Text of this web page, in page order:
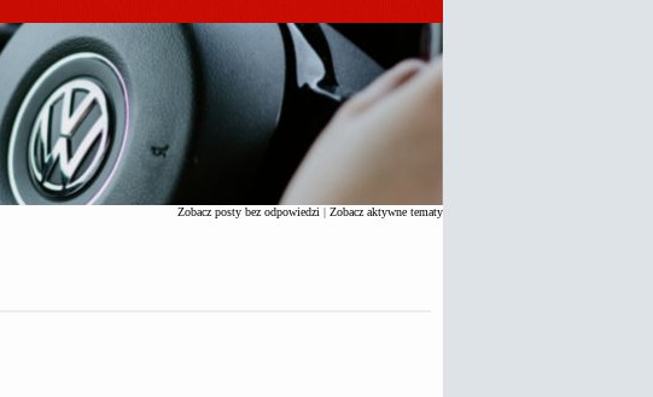
Zobacz posty bez odpowiedzi | Zobacz aktywne tematy